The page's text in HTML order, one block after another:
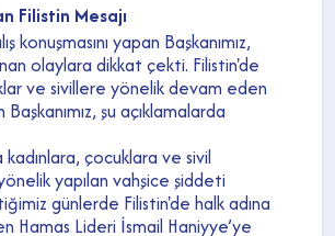
Filistin Mesajı
konuşmasını yapan Başkanımız,
olaylara dikkat çekti. Filistin'de
ve sivillere yönelik devam eden
şu açıklamalarda
çocuklara ve sivil
yapılan vahşice şiddeti
günlerde Filistin'de halk adına
Hamas Lideri İsmail Haniyye’ye